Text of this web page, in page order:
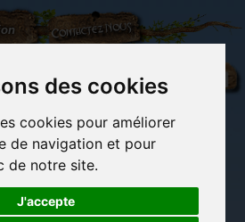
des cookies
cookies pour améliorer
de navigation et pour
de notre site.
J'accepte
Contactez-nous